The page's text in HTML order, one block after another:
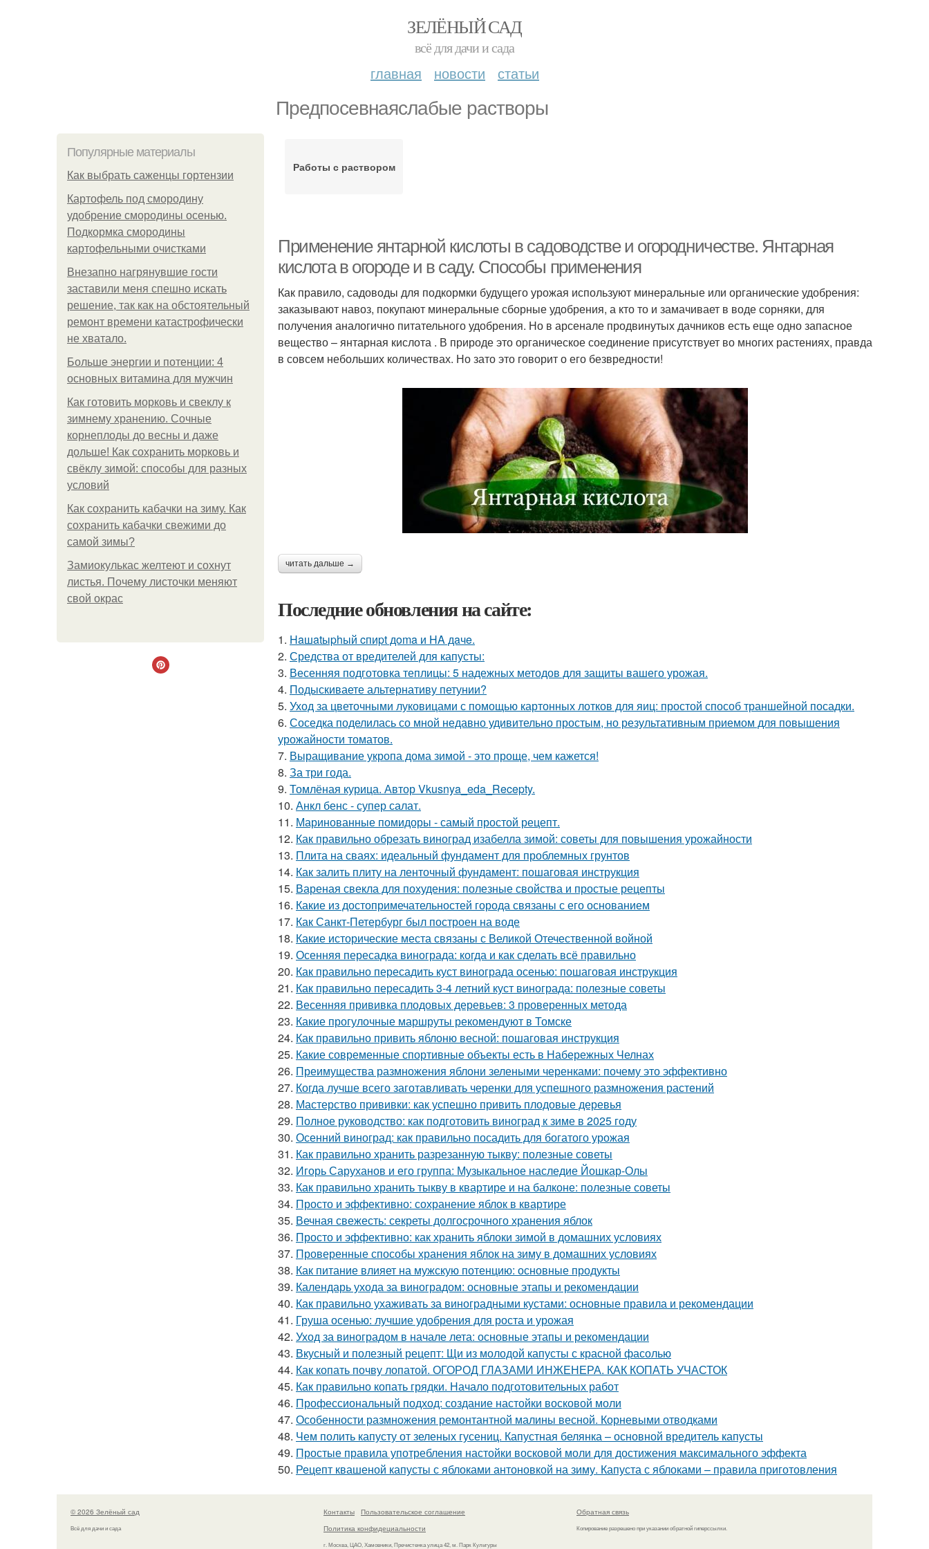
ЗЕЛЁНЫЙ САД
всё для дачи и сада
главная новости статьи
Предпосевнаяслабые растворы
Популярные материалы
Как выбрать саженцы гортензии
Картофель под смородину
удобрение смородины осенью.
Подкормка смородины
картофельными очистками
Внезапно нагрянувшие гости
заставили меня спешно искать
решение, так как на обстоятельный
ремонт времени катастрофически
не хватало.
Больше энергии и потенции: 4
основных витамина для мужчин
Как готовить морковь и свеклу к
зимнему хранению. Сочные
корнеплоды до весны и даже
дольше! Как сохранить морковь и
свёклу зимой: способы для разных
условий
Как сохранить кабачки на зиму. Как
сохранить кабачки свежими до
самой зимы?
Замиокулькас желтеют и сохнут
листья. Почему листочки меняют
свой окрас
Работы с раствором
Применение янтарной кислоты в садоводстве и огородничестве. Янтарная
кислота в огороде и в саду. Способы применения
Как правило, садоводы для подкормки будущего урожая используют минеральные или органические удобрения:
заказывают навоз, покупают минеральные сборные удобрения, а кто то и замачивает в воде сорняки, для
получения аналогично питательного удобрения. Но в арсенале продвинутых дачников есть еще одно запасное
вещество – янтарная кислота . В природе это органическое соединение присутствует во многих растениях, правда
в совсем небольших количествах. Но зато это говорит о его безвредности!
читать дальше →
Последние обновления на сайте:
1. Haшatыphый cпиpt дoma и HA дaчe.
2. Средства от вредителей для капусты:
3. Весенняя подготовка теплицы: 5 надежных методов для защиты вашего урожая.
4. Подыскиваете альтернативу петунии?
5. Уход за цветочными луковицами с помощью картонных лотков для яиц: простой способ траншейной посадки.
6. Соседка поделилась со мной недавно удивительно простым, но результативным приемом для повышения
урожайности томатов.
7. Выращивание укропа дома зимой - это проще, чем кажется!
8. За три года.
9. Томлёная курица. Автор Vkusnya_eda_Recepty.
10. Анкл бенс - супер салат.
11. Маринованные помидоры - самый простой рецепт.
12. Как правильно обрезать виноград изабелла зимой: советы для повышения урожайности
13. Плита на сваях: идеальный фундамент для проблемных грунтов
14. Как залить плиту на ленточный фундамент: пошаговая инструкция
15. Вареная свекла для похудения: полезные свойства и простые рецепты
16. Какие из достопримечательностей города связаны с его основанием
17. Как Санкт-Петербург был построен на воде
18. Какие исторические места связаны с Великой Отечественной войной
19. Осенняя пересадка винограда: когда и как сделать всё правильно
20. Как правильно пересадить куст винограда осенью: пошаговая инструкция
21. Как правильно пересадить 3-4 летний куст винограда: полезные советы
22. Весенняя прививка плодовых деревьев: 3 проверенных метода
23. Какие прогулочные маршруты рекомендуют в Томске
24. Как правильно привить яблоню весной: пошаговая инструкция
25. Какие современные спортивные объекты есть в Набережных Челнах
26. Преимущества размножения яблони зелеными черенками: почему это эффективно
27. Когда лучше всего заготавливать черенки для успешного размножения растений
28. Мастерство прививки: как успешно привить плодовые деревья
29. Полное руководство: как подготовить виноград к зиме в 2025 году
30. Осенний виноград: как правильно посадить для богатого урожая
31. Как правильно хранить разрезанную тыкву: полезные советы
32. Игорь Саруханов и его группа: Музыкальное наследие Йошкар-Олы
33. Как правильно хранить тыкву в квартире и на балконе: полезные советы
34. Просто и эффективно: сохранение яблок в квартире
35. Вечная свежесть: секреты долгосрочного хранения яблок
36. Просто и эффективно: как хранить яблоки зимой в домашних условиях
37. Проверенные способы хранения яблок на зиму в домашних условиях
38. Как питание влияет на мужскую потенцию: основные продукты
39. Календарь ухода за виноградом: основные этапы и рекомендации
40. Как правильно ухаживать за виноградными кустами: основные правила и рекомендации
41. Груша осенью: лучшие удобрения для роста и урожая
42. Уход за виноградом в начале лета: основные этапы и рекомендации
43. Вкусный и полезный рецепт: Щи из молодой капусты с красной фасолью
44. Как копать почву лопатой. ОГОРОД ГЛАЗАМИ ИНЖЕНЕРА. КАК КОПАТЬ УЧАСТОК
45. Как правильно копать грядки. Начало подготовительных работ
46. Профессиональный подход: создание настойки восковой моли
47. Особенности размножения ремонтантной малины весной. Корневыми отводками
48. Чем полить капусту от зеленых гусениц. Капустная белянка – основной вредитель капусты
49. Простые правила употребления настойки восковой моли для достижения максимального эффекта
50. Рецепт квашеной капусты с яблоками антоновкой на зиму. Капуста с яблоками – правила приготовления
© 2026 Зелёный сад
Всё для дачи и сада
Контакты
Пользовательское соглашение
Политика конфидециальности
г. Москва, ЦАО, Хамовники, Пречистенка улица 42, м. Парк Культуры
Обратная связь
Копирование разрешено при указании обратной гиперссылки.